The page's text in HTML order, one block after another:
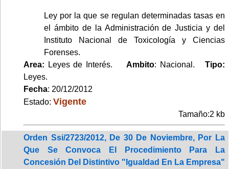
Ley por la que se regulan determinadas tasas en
el ámbito de la Administración de Justicia y del
Instituto Nacional de Toxicología y Ciencias
Forenses.
Area: Leyes de Interés.Ambito: Nacional.Tipo:
Leyes.
Fecha: 20/12/2012
Estado: Vigente
Tamaño:2 kb
Orden Ssi/2723/2012, De 30 De Noviembre, Por La
Que Se Convoca El Procedimiento Para La
Concesión Del Distintivo "Igualdad En La Empresa"